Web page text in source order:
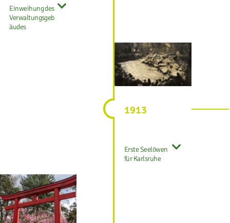
Einweihung des
Verwaltungsgeb
äudes
1913
Erste Seelöwen
für Karlsruhe